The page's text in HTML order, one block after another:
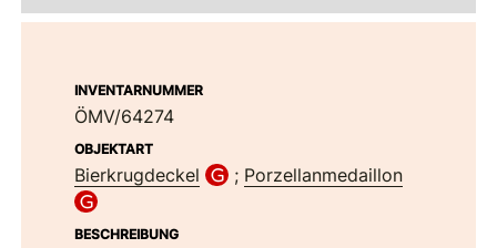
INVENTARNUMMER
ÖMV/64274
OBJEKTART
Bierkrugdeckel ; Porzellanmedaillon
BESCHREIBUNG